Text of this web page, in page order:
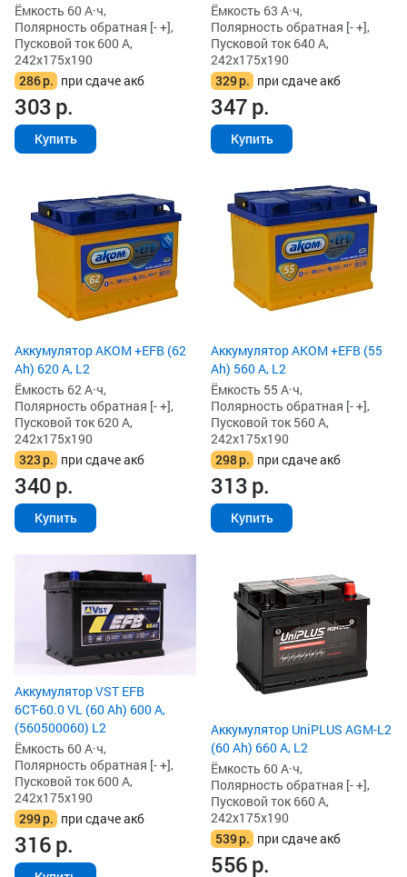
Ёмкость 60 А·ч,
Полярность обратная [- +],
Пусковой ток 600 А,
242x175x190
286р. при сдаче акб
303р.
Купить
Ёмкость 63 А·ч,
Полярность обратная [- +],
Пусковой ток 640 А,
242x175x190
329р. при сдаче акб
347р.
Купить
Аккумулятор AKOM +EFB (62
Ah) 620 А, L2
Ёмкость 62 А·ч,
Полярность обратная [- +],
Пусковой ток 620 А,
242x175x190
323р. при сдаче акб
340р.
Купить
Аккумулятор AKOM +EFB (55
Ah) 560 А, L2
Ёмкость 55 А·ч,
Полярность обратная [- +],
Пусковой ток 560 А,
242x175x190
298р. при сдаче акб
313р.
Купить
Аккумулятор VST EFB
6СТ-60.0 VL (60 Ah) 600 А,
(560500060) L2
Ёмкость 60 А·ч,
Полярность обратная [- +],
Пусковой ток 600 А,
242x175x190
299р. при сдаче акб
316р.
Аккумулятор UniPLUS AGM-L2
(60 Ah) 660 А, L2
Ёмкость 60 А·ч,
Полярность обратная [- +],
Пусковой ток 660 А,
242x175x190
539р. при сдаче акб
556р.